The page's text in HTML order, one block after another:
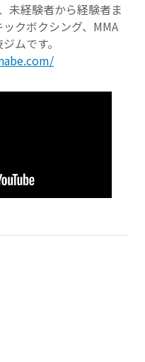
未経験者から経験者ま
クボクシング、MMA
ムです。